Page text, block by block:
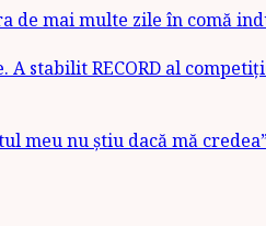
de mai multe zile în comă
stabilit RECORD al
meu nu știu dacă mă